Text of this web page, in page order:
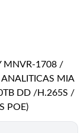
MNVR-1708 /
MIA
DD /H.265S /
POE)